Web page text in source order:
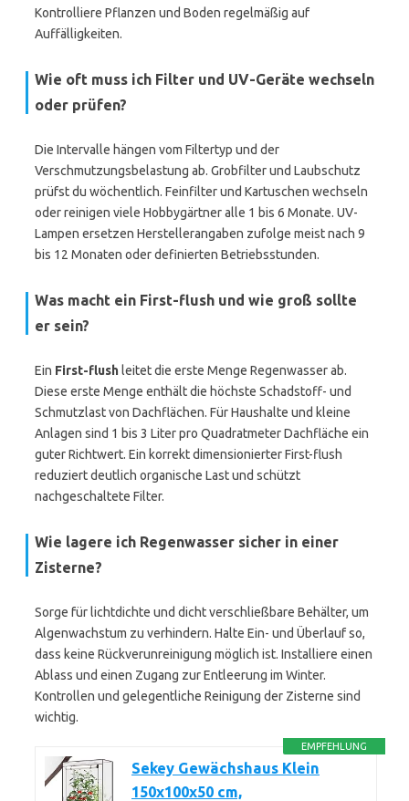
Kontrolliere Pflanzen und Boden regelmäßig auf
Auffälligkeiten.
Wie oft muss ich Filter und UV-Geräte wechseln
oder prüfen?
Die Intervalle hängen vom Filtertyp und der
Verschmutzungsbelastung ab. Grobfilter und Laubschutz
prüfst du wöchentlich. Feinfilter und Kartuschen wechseln
oder reinigen viele Hobbygärtner alle 1 bis 6 Monate. UV-
Lampen ersetzen Herstellerangaben zufolge meist nach 9
bis 12 Monaten oder definierten Betriebsstunden.
Was macht ein First-flush und wie groß sollte
er sein?
Ein First-flush leitet die erste Menge Regenwasser ab.
Diese erste Menge enthält die höchste Schadstoff- und
Schmutzlast von Dachflächen. Für Haushalte und kleine
Anlagen sind 1 bis 3 Liter pro Quadratmeter Dachfläche ein
guter Richtwert. Ein korrekt dimensionierter First-flush
reduziert deutlich organische Last und schützt
nachgeschaltete Filter.
Wie lagere ich Regenwasser sicher in einer
Zisterne?
Sorge für lichtdichte und dicht verschließbare Behälter, um
Algenwachstum zu verhindern. Halte Ein- und Überlauf so,
dass keine Rückverunreinigung möglich ist. Installiere einen
Ablass und einen Zugang zur Entleerung im Winter.
Kontrollen und gelegentliche Reinigung der Zisterne sind
wichtig.
EMPFEHLUNG
Sekey Gewächshaus Klein
150x100x50 cm,